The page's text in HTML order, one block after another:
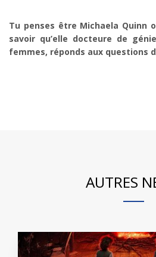
Tu penses être Michaela Quinn
savoir qu’elle docteure de
femmes, réponds aux questions
AUTRES